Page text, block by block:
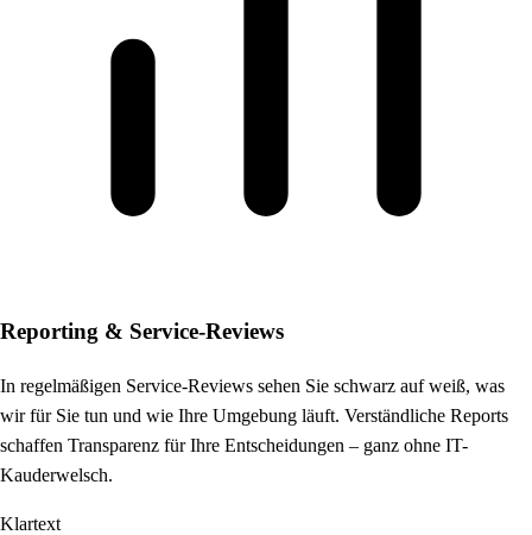
Reporting & Service-Reviews
In regelmäßigen Service-Reviews sehen Sie schwarz auf weiß, was
wir für Sie tun und wie Ihre Umgebung läuft. Verständliche Reports
schaffen Transparenz für Ihre Entscheidungen – ganz ohne IT-
Kauderwelsch.
Klartext